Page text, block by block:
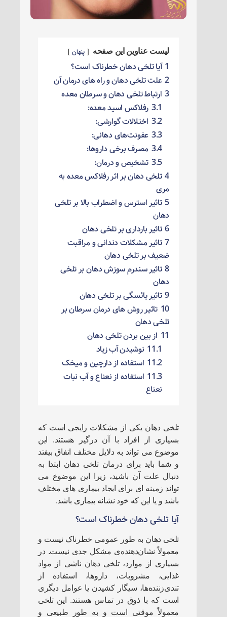
لیست عناوین این صفحه پنهان
1 آیا تلخی دهان خطرناک است؟
2 علت تلخی دهان و راه های درمان آن
3 ارتباط تلخی دهان و سرطان معده
3.1 رفلاکس اسید معده:
3.2 اختلالات گوارشی:
3.3 عفونت‌های دهانی:
3.4 مصرف برخی داروها:
3.5 تشخیص و درمان:
4 تلخی دهان بر اثر رفلاکس معده به
مری
5 تاثیر استرس و اضطراب بالا بر تلخی
دهان
6 تاثیر بارداری بر تلخی دهان
7 تاثیر مشکلات دندانی و مراقبت
ضعیف بر تلخی دهان
8 تاثیر سندرم سوزش دهان بر تلخی
دهان
9 تاثیر یائسگی بر تلخی دهان
10 تاثیر روش های درمان سرطان بر
تلخی دهان
11 از بین بردن تلخی دهان
11.1 نوشیدن آب زیاد
11.2 استفاده از دارچین و میخک
11.3 استفاده از نعناع و آب نبات
نعناع
تلخی دهان یکی از مشکلات رایجی است که
بسیاری از افراد با آن درگیر هستند. این
موضوع می تواند به دلایل مختلف اتفاق بیفتد
و شما باید برای درمان تلخی دهان ابتدا به
دنبال علت آن باشید، زیرا این موضوع می
تواند زمینه ای برای ایجاد بیماری های مختلف
باشد و یا این که خود نشانه بیماری باشد.
آیا تلخی دهان خطرناک است؟
تلخی دهان به طور عمومی خطرناک نیست و
معمولاً نشان‌دهنده‌ی مشکل جدی نیست. در
بسیاری از موارد، تلخی دهان ناشی از مواد
غذایی، مشروبات، داروها، استفاده از
تندی‌زننده‌ها، سیگار کشیدن یا عوامل دیگری
است که با ذوق در تماس هستند. این تلخی
معمولاً موقتی است و به طور طبیعی و